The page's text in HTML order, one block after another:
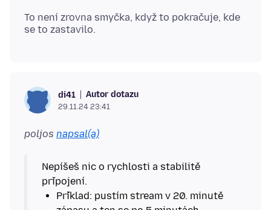
To není zrovna smyčka, když to pokračuje, kde
di41 Autor dotazu
29.11.24 23:41
poljos napsal(a)
Nepíšeš nic o rychlosti a stabilitě
Příklad: pustím stream v 20. minutě